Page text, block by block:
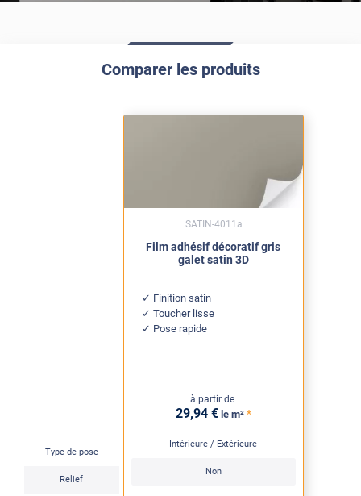
Comparer les produits
Type de pose
Relief
Film adhésif décoratif gris
galet satin 3D
Finition satin
Toucher lisse
Pose rapide
à partir de
29,94 € le m² *
Intérieure / Extérieure
Non
SATIN-4011a